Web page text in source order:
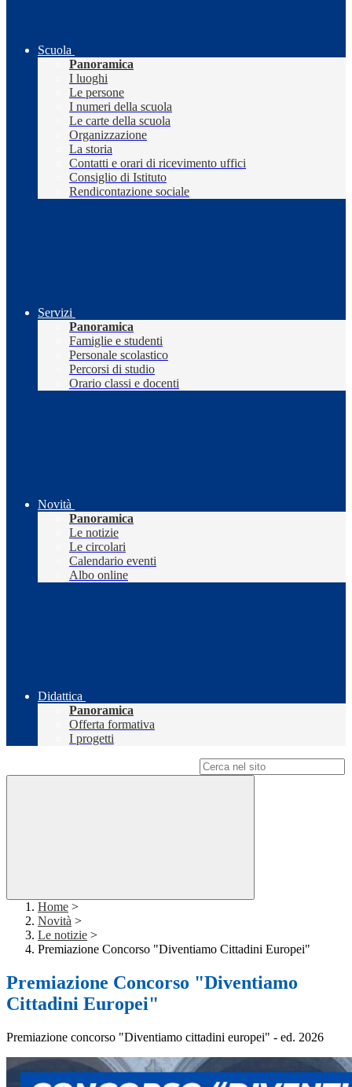
Scuola
Panoramica
I luoghi
Le persone
I numeri della scuola
Le carte della scuola
Organizzazione
La storia
Contatti e orari di ricevimento uffici
Consiglio di Istituto
Rendicontazione sociale
Servizi
Panoramica
Famiglie e studenti
Personale scolastico
Percorsi di studio
Orario classi e docenti
Novità
Panoramica
Le notizie
Le circolari
Calendario eventi
Albo online
Didattica
Panoramica
Offerta formativa
I progetti
Home >
Novità >
Le notizie >
Premiazione Concorso "Diventiamo Cittadini Europei"
Premiazione Concorso "Diventiamo
Cittadini Europei"
Premiazione concorso "Diventiamo cittadini europei" - ed. 2026